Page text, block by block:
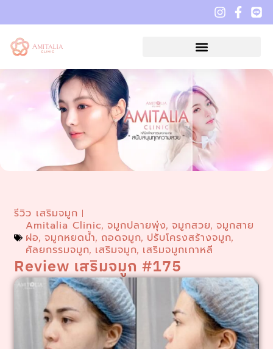
รีวิว เสริมจมูก
Amitalia Clinic,จมูกปลายพุ่ง,จมูกสวย,จมูกสาย
ฝอ,จมูกหยดน้ำ, ถอดจมูก, ปรับโครงสร้างจมูก,
ศัลยกรรมจมูก, เสริมจมูก, เสริมจมูกเกาหลี
Review เสริมจมูก #175